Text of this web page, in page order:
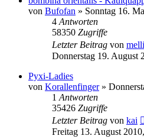
von Bufofan » Sonntag 16.
4 Antworten
58350 Zugriffe
Letzter Beitrag von
Donnerstag 19. August
Pyxi-Ladies
von Korallenfinger»
1 Antworten
35426 Zugriffe
Letzter Beitrag von kai
Freitag 13. August